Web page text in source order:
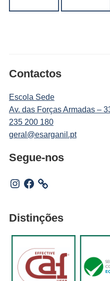
Contactos
Escola Sede
Av. das Forças Armadas –
235 200 180
geral@esarganil.pt
Segue-nos
Instagram
Facebook
Distinções